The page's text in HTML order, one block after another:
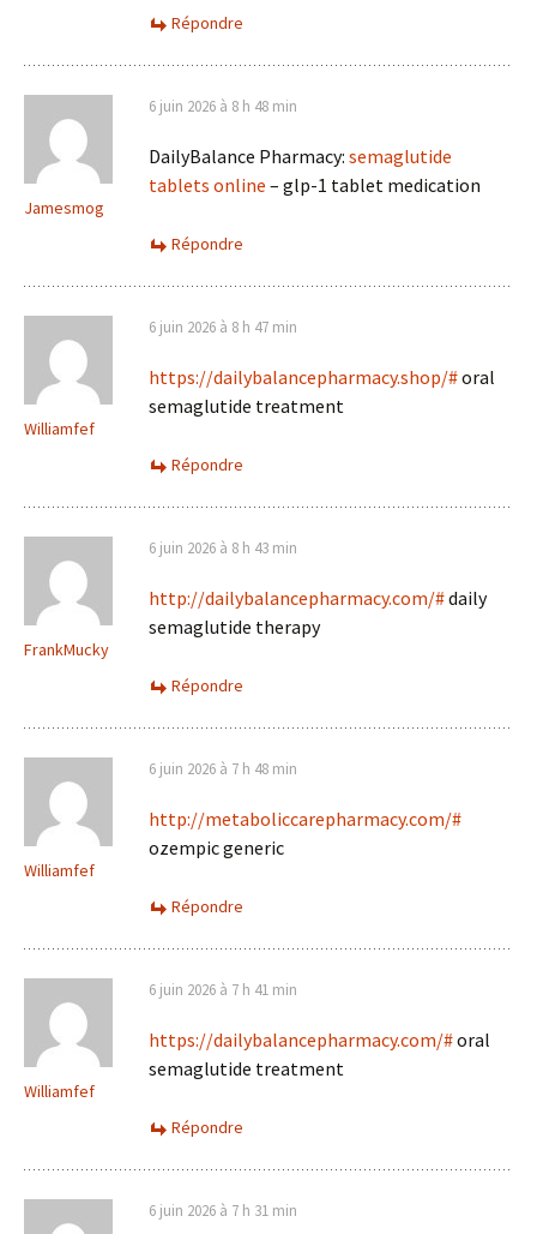
Répondre
Jamesmog
6 juin 2026 à 8 h 48 min
DailyBalance Pharmacy: semaglutide
tablets online – glp-1 tablet medication
Répondre
Williamfef
6 juin 2026 à 8 h 47 min
https://dailybalancepharmacy.shop/#oral
semaglutide treatment
Répondre
FrankMucky
6 juin 2026 à 8 h 43 min
http://dailybalancepharmacy.com/#daily
semaglutide therapy
Répondre
Williamfef
6 juin 2026 à 7 h 48 min
http://metaboliccarepharmacy.com/#
ozempic generic
Répondre
Williamfef
6 juin 2026 à 7 h 41 min
https://dailybalancepharmacy.com/#oral
semaglutide treatment
Répondre
6 juin 2026 à 7 h 31 min